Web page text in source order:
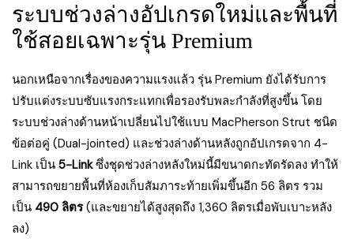
ระบบช่วงล่างอัปเกรดใหม่และพื้นที่
ใช้สอยเฉพาะรุ่น Premium
นอกเหนือจากเรื่องของความแรงแล้ว รุ่น Premium ยังได้รับการ
ปรับแต่งระบบซับแรงกระแทกเพื่อรองรับพละกำลังที่สูงขึ้น โดย
ระบบช่วงล่างด้านหน้าเปลี่ยนไปใช้แบบ MacPherson Strut ชนิด
ข้อต่อคู่ (Dual-jointed) และช่วงล่างด้านหลังถูกอัปเกรดจาก 4-
Link เป็น 5-Linkซึ่งชุดช่วงล่างหลังใหม่นี้มีขนาดกะทัดรัดลง ทำให้
สามารถขยายพื้นที่ห้องเก็บสัมภาระท้ายเพิ่มขึ้นอีก 56 ลิตร รวม
เป็น 490 ลิตร(และขยายได้สูงสุดถึง 1,360 ลิตรเมื่อพับเบาะหลัง
ลง)